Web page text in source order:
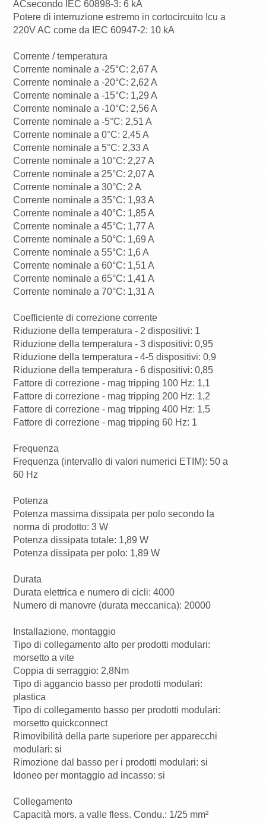
ACsecondo IEC 60898-3: 6 kA
Potere di interruzione estremo in cortocircuito Icu a
220V AC come da IEC 60947-2: 10 kA
Corrente / temperatura
Corrente nominale a -25°C: 2,67 A
Corrente nominale a -20°C: 2,62 A
Corrente nominale a -15°C: 1,29 A
Corrente nominale a -10°C: 2,56 A
Corrente nominale a -5°C: 2,51 A
Corrente nominale a 0°C: 2,45 A
Corrente nominale a 5°C: 2,33 A
Corrente nominale a 10°C: 2,27 A
Corrente nominale a 25°C: 2,07 A
Corrente nominale a 30°C: 2 A
Corrente nominale a 35°C: 1,93 A
Corrente nominale a 40°C: 1,85 A
Corrente nominale a 45°C: 1,77 A
Corrente nominale a 50°C: 1,69 A
Corrente nominale a 55°C: 1,6 A
Corrente nominale a 60°C: 1,51 A
Corrente nominale a 65°C: 1,41 A
Corrente nominale a 70°C: 1,31 A
Coefficiente di correzione corrente
Riduzione della temperatura - 2 dispositivi: 1
Riduzione della temperatura - 3 dispositivi: 0,95
Riduzione della temperatura - 4-5 dispositivi: 0,9
Riduzione della temperatura - 6 dispositivi: 0,85
Fattore di correzione - mag tripping 100 Hz: 1,1
Fattore di correzione - mag tripping 200 Hz: 1,2
Fattore di correzione - mag tripping 400 Hz: 1,5
Fattore di correzione - mag tripping 60 Hz: 1
Frequenza
Frequenza (intervallo di valori numerici ETIM): 50 a
60 Hz
Potenza
Potenza massima dissipata per polo secondo la
norma di prodotto: 3 W
Potenza dissipata totale: 1,89 W
Potenza dissipata per polo: 1,89 W
Durata
Durata elettrica e numero di cicli: 4000
Numero di manovre (durata meccanica): 20000
Installazione, montaggio
Tipo di collegamento alto per prodotti modulari:
morsetto a vite
Coppia di serraggio: 2,8Nm
Tipo di aggancio basso per prodotti modulari:
plastica
Tipo di collegamento basso per prodotti modulari:
morsetto quickconnect
Rimovibilità della parte superiore per apparecchi
modulari: si
Rimozione dal basso per i prodotti modulari: si
Idoneo per montaggio ad incasso: si
Collegamento
Capacità mors. a valle fless. Condu.: 1/25 mm²